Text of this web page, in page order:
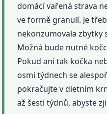
domácí vařená strava
ve formě granulí. Je
nekonzumovala zbytky
Možná bude nutné
Pokud ani tak kočka
osmi týdnech se
pokračujte v dietním
až šesti týdnů, abyste